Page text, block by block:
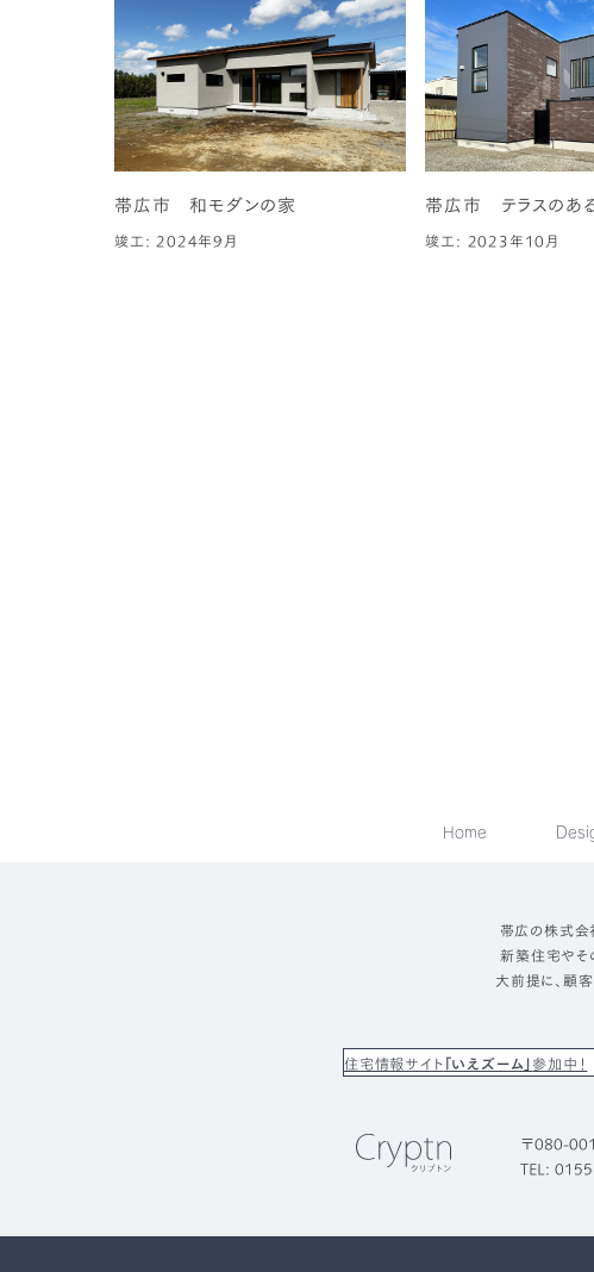
帯広市 和モダンの家
竣工: 2024年9月
帯広市 テラスのあ
竣工: 2023年10月
Home
帯広の株式会
新築住宅やそ
大前提に、顧
住宅情報サイト「いえズーム」参加中！
〒080-
TEL: